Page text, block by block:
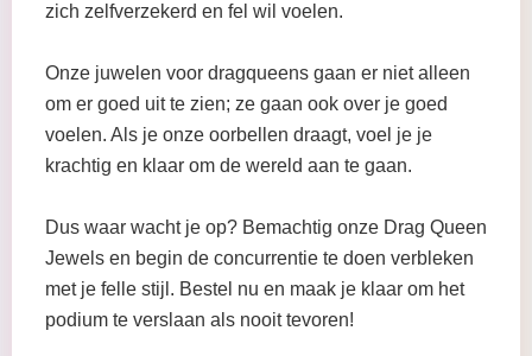
zich zelfverzekerd en fel wil voelen.
Onze juwelen voor dragqueens gaan er niet alleen
om er goed uit te zien; ze gaan ook over je goed
voelen. Als je onze oorbellen draagt, voel je je
krachtig en klaar om de wereld aan te gaan.
Dus waar wacht je op? Bemachtig onze Drag Queen
Jewels en begin de concurrentie te doen verbleken
met je felle stijl. Bestel nu en maak je klaar om het
podium te verslaan als nooit tevoren!